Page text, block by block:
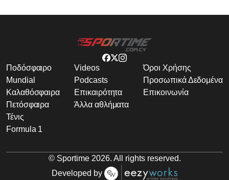
Ποδόσφαιρο
Mundial
Καλαθόσφαιρα
Πετόσφαιρα
Τένις
Formula 1
Videos
Podcasts
Επικαιρότητα
Άλλα αθλήματα
Όροι Χρήσης
Προσωπικά Δεδομένα
Επικοινωνία
© Sportime 2026. All rights reserved.
Developed by